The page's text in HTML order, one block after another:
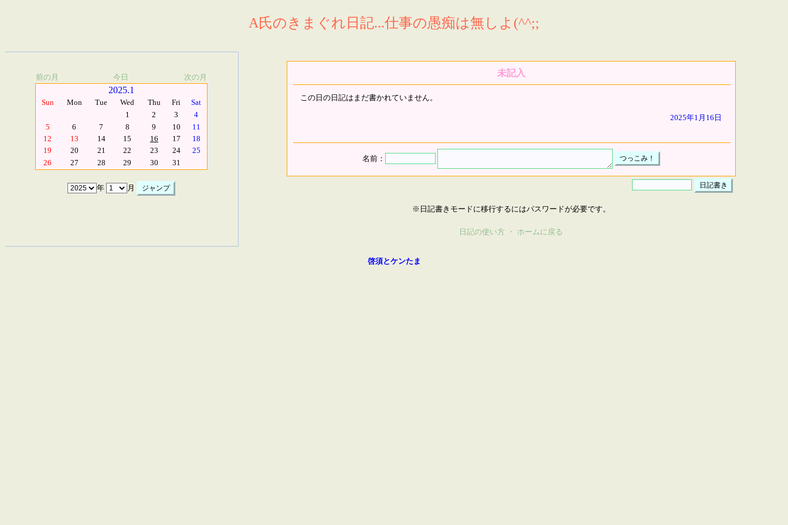
A氏のきまぐれ日記...仕事の愚痴は無しよ(^^;;
前の月 今日 次の月
2025.1
Sun Mon Tue Wed Thu Fri
Sat
1
2 3
4
5
6 7 8 9 10
11
12
13 14 15 16 17
18
19
20 21 22 23 24
25
26
27 28 29 30 31
年 月
未記入
この日の日記はまだ書かれていません。
2025年1月16日
名前：
※日記書きモードに移行するにはパスワードが必要です。
日記の使い方 ・ ホームに戻る
啓須とケンたま